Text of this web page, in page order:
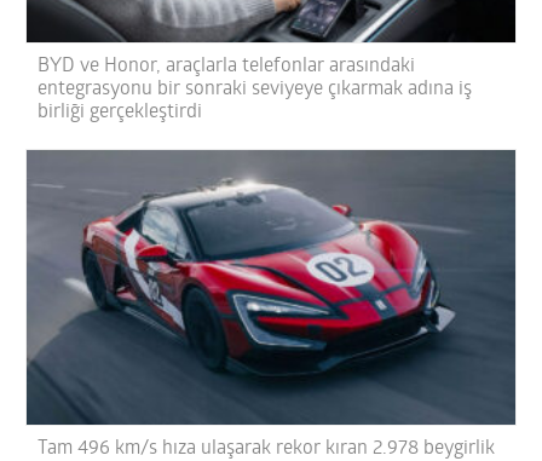
BYD ve Honor, araçlarla telefonlar arasındaki
entegrasyonu bir sonraki seviyeye çıkarmak adına iş
birliği gerçekleştirdi
Tam 496 km/s hıza ulaşarak rekor kıran 2.978 beygirlik